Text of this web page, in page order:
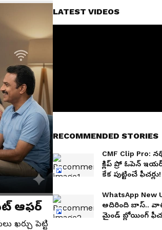
ఆఫర్
ఖర్చు పెట్టి
LATEST VIDEOS
RECOMMENDED STORIES
CMF Clip Pro:
క్లిప్ ప్రో ఓపెన్
కేక పుట్టించే ఫీచర్లు!
WhatsApp New
అదిరింది బాస్‌..
మైండ్ బ్లోయింగ్